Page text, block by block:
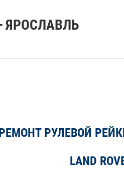
ЯРОСЛАВЛЬ
РУЛЕВОЙ
LAND